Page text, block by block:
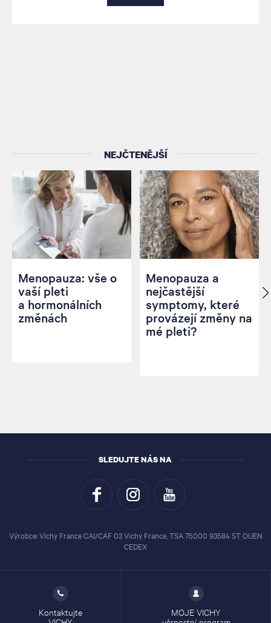
NEJČTENĚJŠÍ
Menopauza: vše o
vaší pleti
a hormonálních
změnách
Menopauza a
nejčastější
symptomy, které
provázejí změny na
mé pleti?
SLEDUJTE NÁS NA
Výrobce: Vichy France CAI/CAF 03 Vichy France, TSA 75000 93584 ST OUEN
CEDEX
Kontaktujte
MOJE VICHY